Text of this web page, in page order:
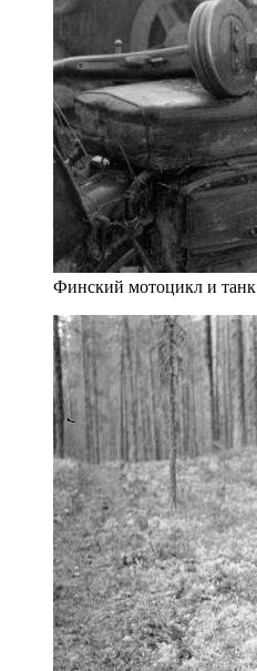
Финский мотоцикл и танк